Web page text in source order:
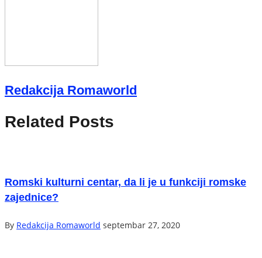
Redakcija Romaworld
Related Posts
Romski kulturni centar, da li je u funkciji romske
zajednice?
By Redakcija Romaworld septembar 27, 2020